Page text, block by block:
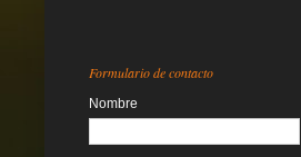
Formulario de contacto
Nombre